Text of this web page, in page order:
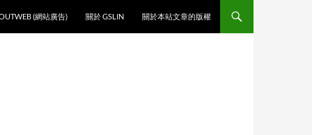
(網站廣告)
關於 GSLIN 關於本站文章的版權